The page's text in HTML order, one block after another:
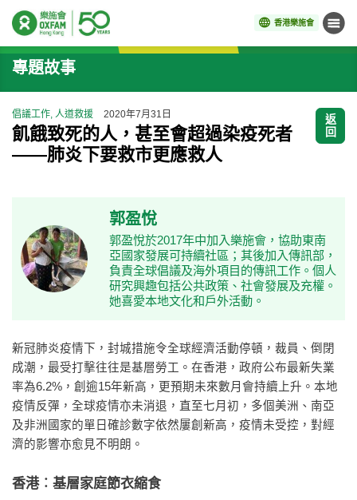
香港樂施會 目錄
開始主要內容
專題故事
倡議工作, 人道救援 2020年7月31日
飢餓致死的人，甚至會超過染疫死者
——肺炎下要救市更應救人
返
回
郭盈悅
郭盈悅於2017年中加入樂施會，協助東南
亞國家發展可持續社區；其後加入傳訊部，
負責全球倡議及海外項目的傳訊工作。個人
研究興趣包括公共政策、社會發展及充權。
她喜愛本地文化和戶外活動。
新冠肺炎疫情下，封城措施令全球經濟活動停頓，裁員、倒閉
成潮，最受打擊往往是基層勞工。在香港，政府公布最新失業
率為6.2%，創逾15年新高，更預期未來數月會持續上升。本地
疫情反彈，全球疫情亦未消退，直至七月初，多個美洲、南亞
及非洲國家的單日確診數字依然屢創新高，疫情未受控，對經
濟的影響亦愈見不明朗。
香港︰基層家庭節衣縮食